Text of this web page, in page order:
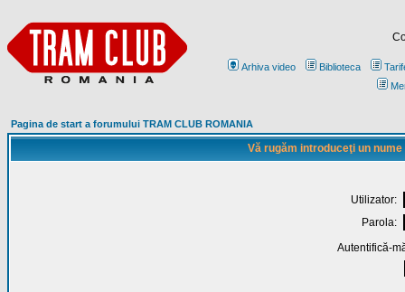
Arhiva video Biblioteca
Pagina de start a forumului TRAM CLUB ROMANIA
Vă rugăm introduceţi un
Utilizator:
Parola:
Autentifică-